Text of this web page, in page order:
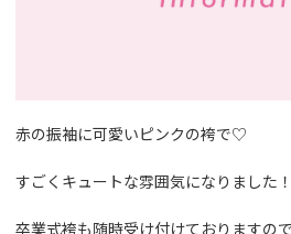
赤の振袖に可愛いピンクの袴で♡
すごくキュートな雰囲気になりました！
卒業式袴も随時受け付けておりますの